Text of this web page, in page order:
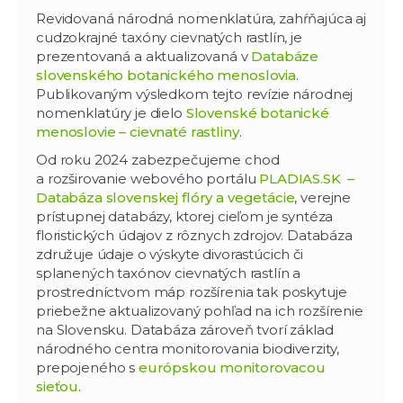
Revidovaná národná nomenklatúra, zahŕňajúca aj
cudzokrajné taxóny cievnatých rastlín, je
prezentovaná a aktualizovaná v Databáze
slovenského botanického menoslovia.
Publikovaným výsledkom tejto revízie národnej
nomenklatúry je dielo Slovenské botanické
menoslovie – cievnaté rastliny.
Od roku 2024 zabezpečujeme chod
a rozširovanie webového portálu PLADIAS.SK –
Databáza slovenskej flóry a vegetácie, verejne
prístupnej databázy, ktorej cieľom je syntéza
floristických údajov z rôznych zdrojov. Databáza
združuje údaje o výskyte divorastúcich či
splanených taxónov cievnatých rastlín a
prostredníctvom máp rozšírenia tak poskytuje
priebežne aktualizovaný pohľad na ich rozšírenie
na Slovensku. Databáza zároveň tvorí základ
národného centra monitorovania biodiverzity,
prepojeného s európskou monitorovacou
sieťou.